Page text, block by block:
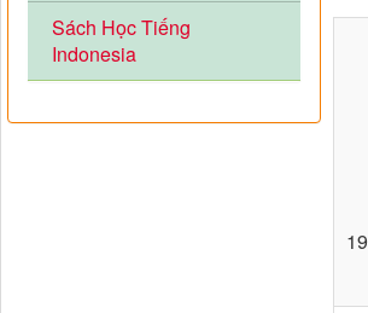
Sách Học Tiếng
Indonesia